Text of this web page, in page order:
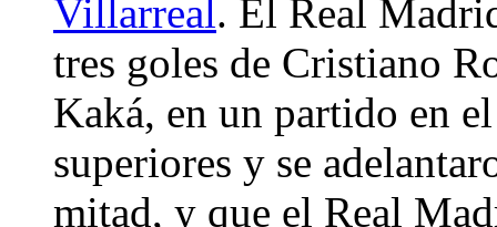
Villarreal. El Real
tres goles de Cristiano
Kaká, en un partido en
superiores y se
mitad, y que el Real